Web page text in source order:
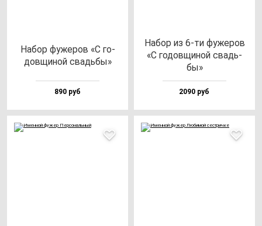
Набор фу­же­ров «С го­
дов­щи­ной свадь­бы»
890 руб
Набор из 6-ти фу­же­ров
«С го­дов­щи­ной свадь­
бы»
2090 руб